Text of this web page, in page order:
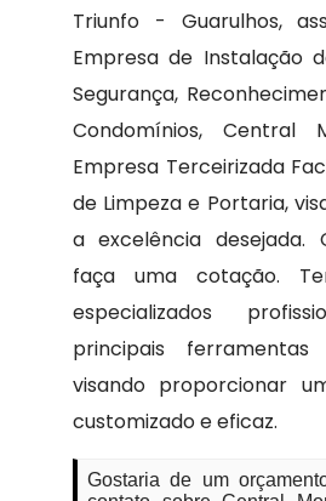
Triunfo - Guarulhos,
Empresa de Instalação
Segurança,
Condomínios, Central
Empresa Terceirizada
de Limpeza e Portaria,
a excelência desejada.
faça uma cotação.
especializados
principais
visando proporcionar
customizado e eficaz.
Gostaria de um